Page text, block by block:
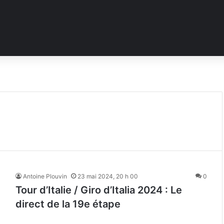
Antoine Plouvin 23 mai 2024, 20 h 00 0
Tour d’Italie / Giro d’Italia 2024 : Le
direct de la 19e étape